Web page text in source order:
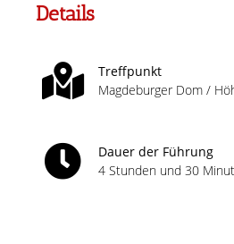
Details
Treffpunkt
Magdeburger Dom /
Dauer der Führung
4 Stunden und 30